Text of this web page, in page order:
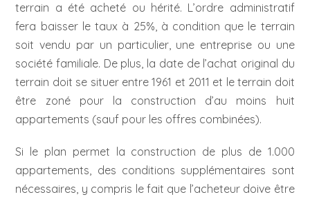
terrain a été acheté ou hérité. L’ordre administratif
fera baisser le taux à 25%, à condition que le terrain
soit vendu par un particulier, une entreprise ou une
société familiale. De plus, la date de l’achat original du
terrain doit se situer entre 1961 et 2011 et le terrain doit
être zoné pour la construction d’au moins huit
appartements (sauf pour les offres combinées).
Si le plan permet la construction de plus de 1.000
appartements, des conditions supplémentaires sont
nécessaires, y compris le fait que l’acheteur doive être